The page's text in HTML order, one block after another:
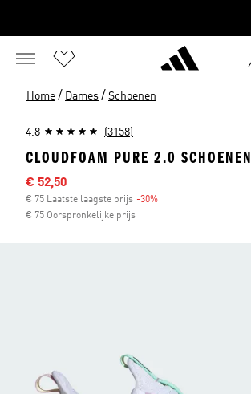
Home / Dames / Schoenen
4.8 (3158)
CLOUDFOAM PURE 2.0 SCHOENEN
Sale price
€ 52,50
€ 75 Laatste laagste prijs -30%
€ 75 Oorspronkelijke prijs